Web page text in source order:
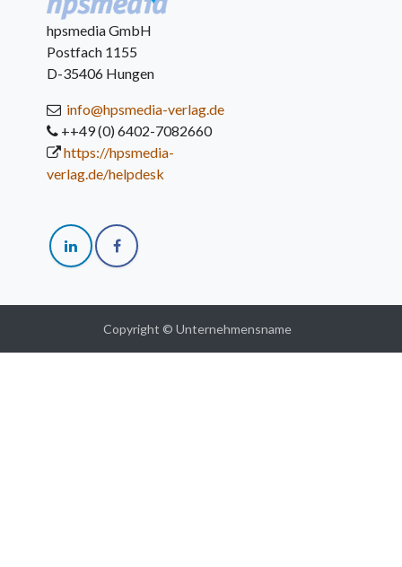
hpsmedia GmbH
Postfach 1155
D-35406 Hungen
info@hpsmedia-verlag.de
++49 (0) 6402-7082660
https://hpsmedia-
verlag.de/helpdesk
Copyright © Unternehmensname